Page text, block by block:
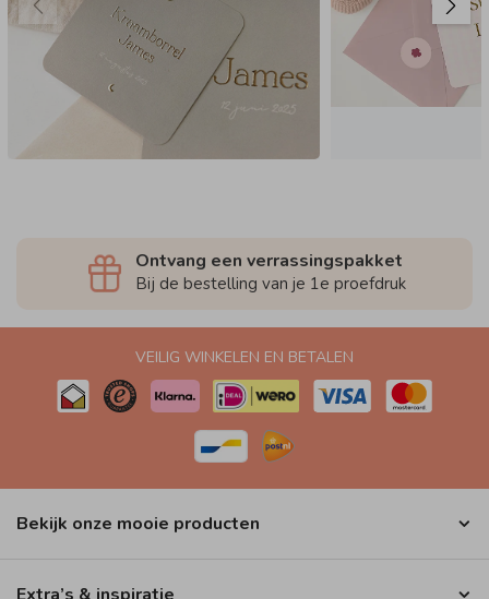
Ontvang een verrassingspakket
Bij de bestelling van je 1e proefdruk
VEILIG WINKELEN EN BETALEN
Bekijk onze mooie producten